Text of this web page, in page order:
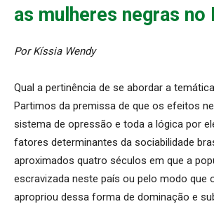
as mulheres negras no
Por Kíssia Wendy
Qual a pertinência de se abordar a
Partimos da premissa de que os efeitos
sistema de opressão e toda a lógica por
fatores determinantes da sociabilidade
aproximados quatro séculos em que a
escravizada neste país ou pelo modo que
apropriou dessa forma de dominação e